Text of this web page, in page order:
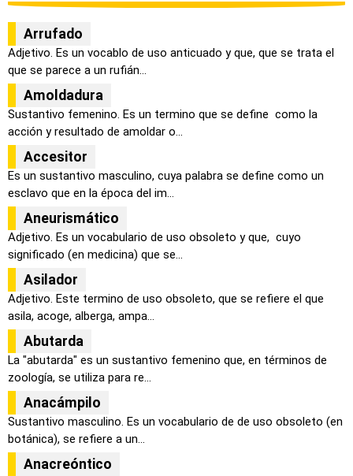
Arrufado
Adjetivo. Es un vocablo de uso anticuado y que, que se trata el
que se parece a un rufián...
Amoldadura
Sustantivo femenino. Es un termino que se define como la
acción y resultado de amoldar o...
Accesitor
Es un sustantivo masculino, cuya palabra se define como un
esclavo que en la época del im...
Aneurismático
Adjetivo. Es un vocabulario de uso obsoleto y que, cuyo
significado (en medicina) que se...
Asilador
Adjetivo. Este termino de uso obsoleto, que se refiere el que
asila, acoge, alberga, ampa...
Abutarda
La "abutarda" es un sustantivo femenino que, en términos de
zoología, se utiliza para re...
Anacámpilo
Sustantivo masculino. Es un vocabulario de de uso obsoleto (en
botánica), se refiere a un...
Anacreóntico